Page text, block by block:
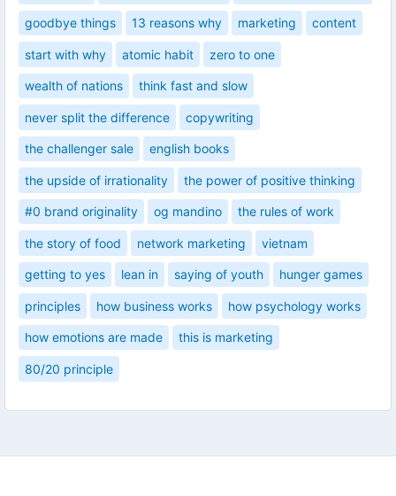
goodbye things 13 reasons why marketing content
start with why atomic habit zero to one
wealth of nations think fast and slow
never split the difference copywriting
the challenger sale english books
the upside of irrationality the power of positive thinking
#0 brand originality og mandino the rules of work
the story of food network marketing vietnam
getting to yes lean in saying of youth hunger games
principles how business works how psychology works
how emotions are made this is marketing
80/20 principle